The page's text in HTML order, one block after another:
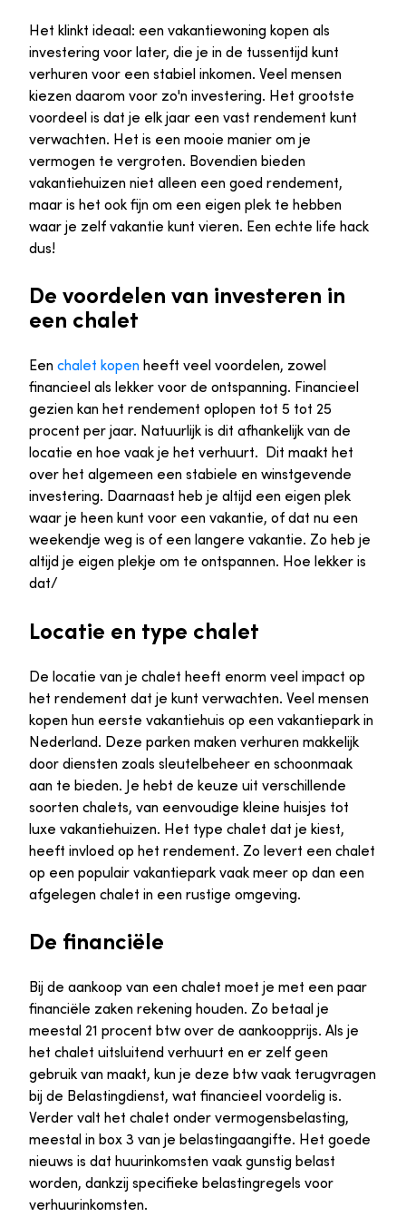
Het klinkt ideaal: een vakantiewoning kopen als
investering voor later, die je in de tussentijd kunt
verhuren voor een stabiel inkomen. Veel mensen
kiezen daarom voor zo'n investering. Het grootste
voordeel is dat je elk jaar een vast rendement kunt
verwachten. Het is een mooie manier om je
vermogen te vergroten. Bovendien bieden
vakantiehuizen niet alleen een goed rendement,
maar is het ook fijn om een eigen plek te hebben
waar je zelf vakantie kunt vieren. Een echte life hack
dus!
De voordelen van investeren in
een chalet
Een chalet kopen heeft veel voordelen, zowel
financieel als lekker voor de ontspanning. Financieel
gezien kan het rendement oplopen tot 5 tot 25
procent per jaar. Natuurlijk is dit afhankelijk van de
locatie en hoe vaak je het verhuurt. Dit maakt het
over het algemeen een stabiele en winstgevende
investering. Daarnaast heb je altijd een eigen plek
waar je heen kunt voor een vakantie, of dat nu een
weekendje weg is of een langere vakantie. Zo heb je
altijd je eigen plekje om te ontspannen. Hoe lekker is
dat/
Locatie en type chalet
De locatie van je chalet heeft enorm veel impact op
het rendement dat je kunt verwachten. Veel mensen
kopen hun eerste vakantiehuis op een vakantiepark in
Nederland. Deze parken maken verhuren makkelijk
door diensten zoals sleutelbeheer en schoonmaak
aan te bieden. Je hebt de keuze uit verschillende
soorten chalets, van eenvoudige kleine huisjes tot
luxe vakantiehuizen. Het type chalet dat je kiest,
heeft invloed op het rendement. Zo levert een chalet
op een populair vakantiepark vaak meer op dan een
afgelegen chalet in een rustige omgeving.
De financiële
Bij de aankoop van een chalet moet je met een paar
financiële zaken rekening houden. Zo betaal je
meestal 21 procent btw over de aankoopprijs. Als je
het chalet uitsluitend verhuurt en er zelf geen
gebruik van maakt, kun je deze btw vaak terugvragen
bij de Belastingdienst, wat financieel voordelig is.
Verder valt het chalet onder vermogensbelasting,
meestal in box 3 van je belastingaangifte. Het goede
nieuws is dat huurinkomsten vaak gunstig belast
worden, dankzij specifieke belastingregels voor
verhuurinkomsten.